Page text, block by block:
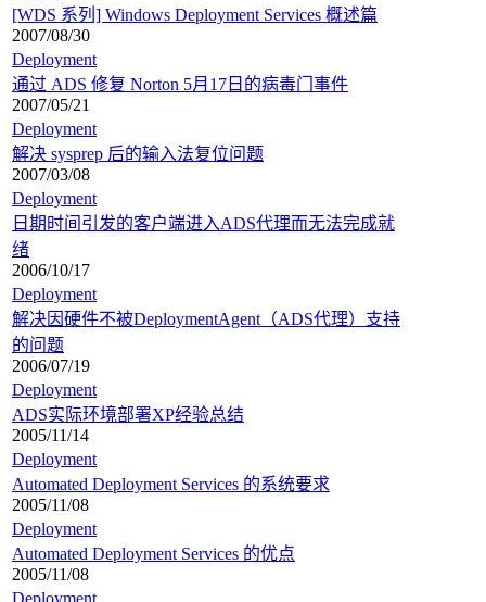
[WDS 系列] Windows Deployment Services 概述篇
2007/08/30
Deployment
通过 ADS 修复 Norton 5月17日的病毒门事件
2007/05/21
Deployment
解决 sysprep 后的输入法复位问题
2007/03/08
Deployment
日期时间引发的客户端进入ADS代理而无法完成就
绪
2006/10/17
Deployment
解决因硬件不被DeploymentAgent（ADS代理）支持
的问题
2006/07/19
Deployment
ADS实际环境部署XP经验总结
2005/11/14
Deployment
Automated Deployment Services 的系统要求
2005/11/08
Deployment
Automated Deployment Services 的优点
2005/11/08
Deployment